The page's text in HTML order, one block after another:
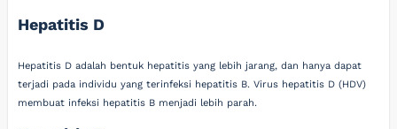
Hepatitis D
Hepatitis D adalah bentuk hepatitis yang lebih jarang, dan hanya dapat
terjadi pada individu yang terinfeksi hepatitis B. Virus hepatitis D (HDV)
membuat infeksi hepatitis B menjadi lebih parah.